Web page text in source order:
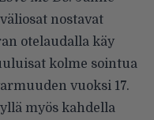
nostavat
otelaudalla käy
kolme sointua
vuoksi 17.
myös kahdella